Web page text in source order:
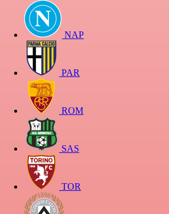
NAP
PAR
ROM
SAS
TOR